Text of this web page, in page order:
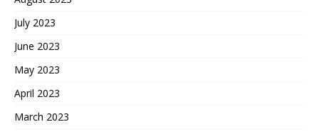
July 2023
June 2023
May 2023
April 2023
March 2023